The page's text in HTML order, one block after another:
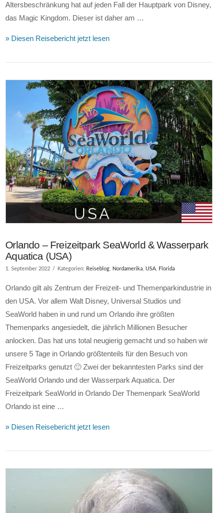
VIEW POST
Altersbeschränkung hat auf jeden Fall der Hauptpark von Disney,
das Magic Kingdom. Dieser ist daher am …
» Diesen Reisebericht jetzt lesen
Orlando – Freizeitpark SeaWorld & Wasserpark
Aquatica (USA)
1. September 2022 Kategorien: Reiseblog Nordamerika USA Florida
Orlando gilt als Zentrum der Freizeit- und Themenparkindustrie in
den USA. Vor allem Walt Disney, Universal Studios und
SeaWorld haben in und rund um Orlando ihre größten
Themenparks angesiedelt, die jährlich Millionen Besucher
anlocken. Das hat uns total neugierig gemacht und so haben wir
unsere 5 Tage in Orlando größtenteils für den Besuch von
Freizeitparks genutzt 🙂 Zwei der bekanntesten Parks sind der
SeaWorld Orlando und der Wasserpark Aquatica. Der
Freizeitpark SeaWorld in Orlando Der Themenpark SeaWorld
Orlando ist eine …
» Diesen Reisebericht jetzt lesen